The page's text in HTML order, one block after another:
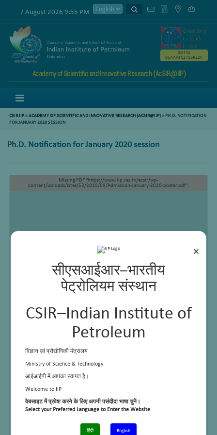
×
सीएसआईआर–भारतीय
पेट्रोलियम संस्थान
CSIR–Indian Institute of
Petroleum
विज्ञान एवं प्रौद्योगिकी मंत्रालय
Ministry of Science & Technology
आईआईपी में आपका स्वागत है।
Welcome to IIP
वेबसाइट में प्रवेश करने के लिए अपनी पसंदीदा भाषा चुनें।
Select your Preferred Language to Enter the Website
हिंदी English
7 August 2026 9:55 PM
Academy of Scientific and Innovative Research (AcSIR@IIP)
GSTIN
05AAATC2716R2ZK
CSIR IIP>ACADEMY OF SCIENTIFIC AND INNOVATIVE RESEARCH (ACSIR@IIP)> PH.D. NOTIFICATION
FOR JANUARY 2020 SESSION
Ph.D. Notification for January 2020 session
Missing PDF "https://www.iip.res.in/acsir/wp-
content/uploads/sites/53/2019/09/Admission-January-2020-poster.pdf".